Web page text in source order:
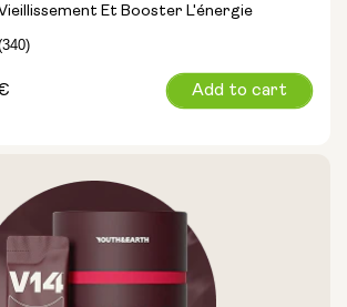
Et Booster L'énergie
:
Add to cart